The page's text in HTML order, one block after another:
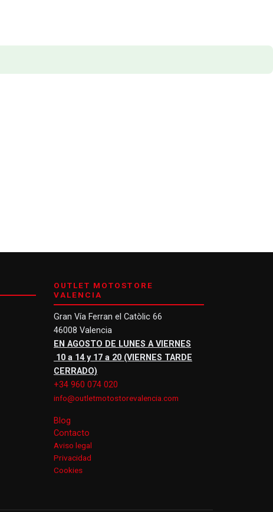
OUTLET MOTOSTORE
VALENCIA
Gran Vía Ferran el Catòlic 66
46008 Valencia
EN AGOSTO DE LUNES A VIERNES
10 a 14 y 17 a 20 (VIERNES TARDE
CERRADO)
+34 960 074 020
info@outletmotostorevalencia.com
Blog
Contacto
Aviso legal
Privacidad
Cookies